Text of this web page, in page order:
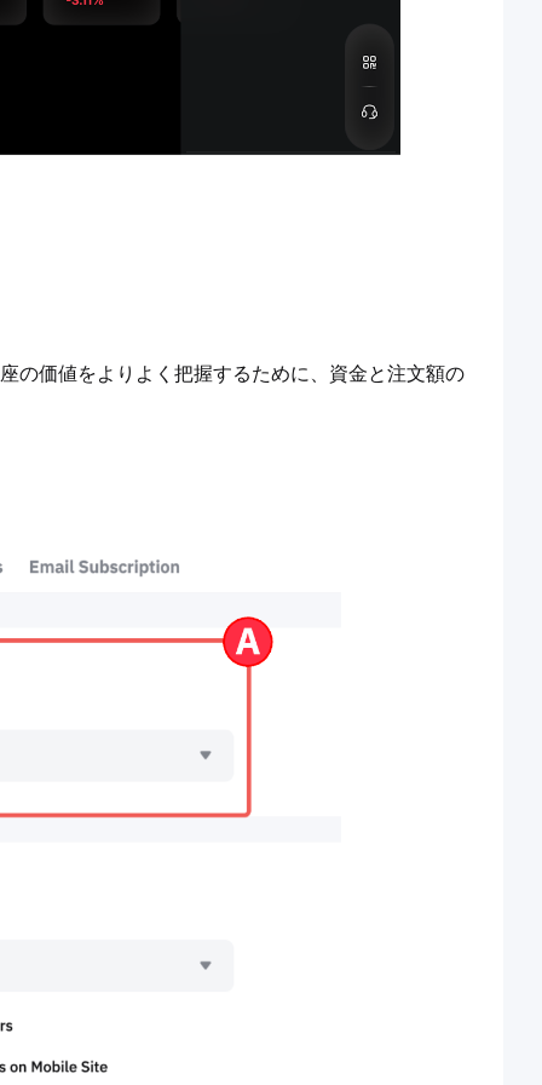
の価値をよりよく把握するために、資金と注文額の